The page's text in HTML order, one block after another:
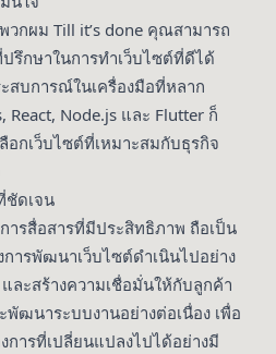
กผม Till it’s done คุณสามารถ
รึกษาในการทำเว็บไซต์ที่ดีได้
สบการณ์ในเครื่องมือที่หลาก
React, Node.js และ Flutter ก็
อกเว็บไซต์ที่เหมาะสมกับธุรกิจ
ชัดเจน
รสื่อสารที่มีประสิทธิภาพ ถือเป็น
ารพัฒนาเว็บไซต์ดำเนินไปอย่าง
ละสร้างความเชื่อมั่นให้กับลูกค้า
ฒนาระบบงานอย่างต่อเนื่อง เพื่อ
การที่เปลี่ยนแปลงไปได้อย่างมี